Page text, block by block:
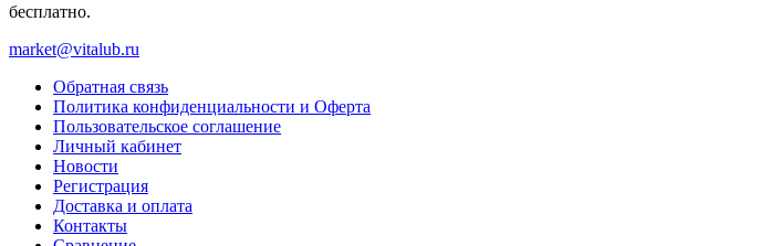
бесплатно.
market@vitalub.ru
Обратная связь
Политика конфиденциальности и Оферта
Пользовательское соглашение
Личный кабинет
Новости
Регистрация
Доставка и оплата
Контакты